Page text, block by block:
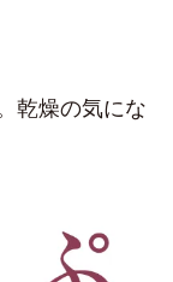
乾燥の気にな